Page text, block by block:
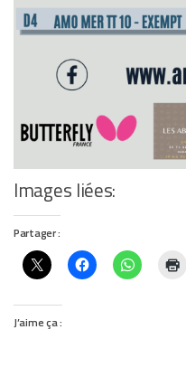
Images liées:
Partager :
J’aime ça :